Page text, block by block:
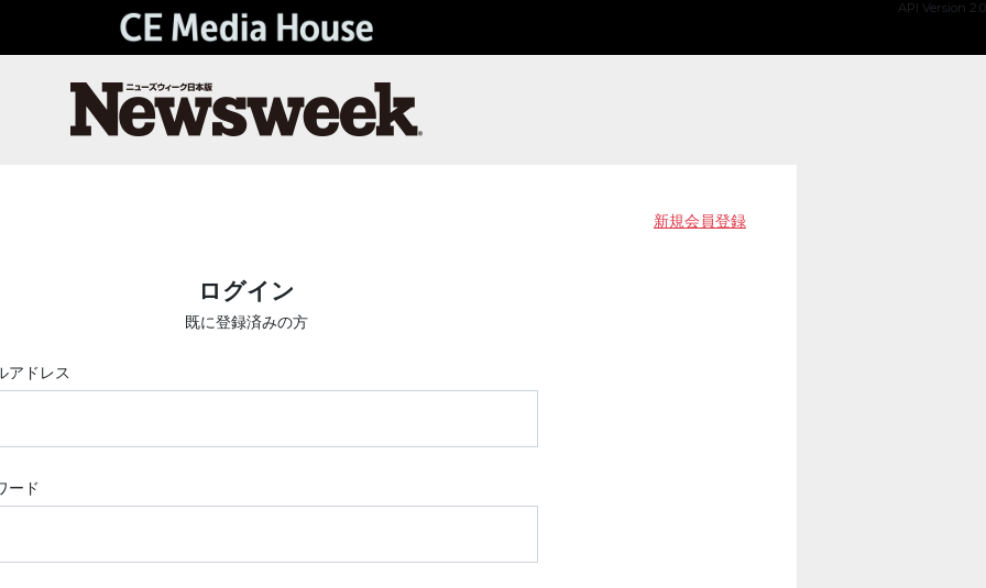
API Version 2.0
新規会員登録
ログイン
既に登録済みの方
アドレス
ード